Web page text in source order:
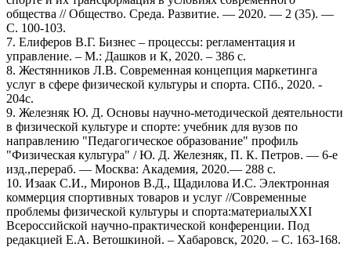
общества // Общество. Среда. Развитие. — 2020. — 2 (35). —
С. 100-103.
7. Елиферов В.Г. Бизнес – процессы: регламентация и
управление. – М.: Дашков и К, 2020. – 386 с.
8. Жестянников Л.В. Современная концепция маркетинга
услуг в сфере физической культуры и спорта. СПб., 2020. -
204с.
9. Железняк Ю. Д. Основы научно-методической деятельности
в физической культуре и спорте: учебник для вузов по
направлению "Педагогическое образование" профиль
"Физическая культура" / Ю. Д. Железняк, П. К. Петров. — 6-е
изд.,перераб. — Москва: Академия, 2020.— 288 c.
10. Изаак С.И., Миронов В.Д., Щадилова И.С. Электронная
коммерция спортивных товаров и услуг //Современные
проблемы физической культуры и спорта:материалыXXI
Всероссийской научно-практической конференции. Под
редакцией Е.А. Ветошкиной. – Хабаровск, 2020. – С. 163-168.